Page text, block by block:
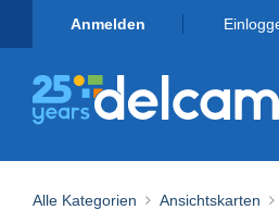
Anmelden
Alle Kategorien Ansichtskarten